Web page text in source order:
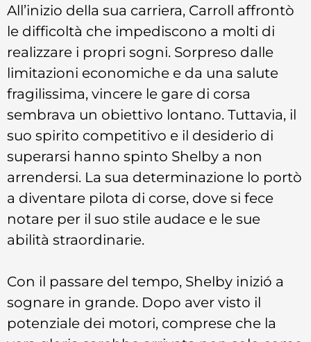
All’inizio della sua carriera, Carroll affrontò
le difficoltà che impediscono a molti di
realizzare i propri sogni. Sorpreso dalle
limitazioni economiche e da una salute
fragilissima, vincere le gare di corsa
sembrava un obiettivo lontano. Tuttavia, il
suo spirito competitivo e il desiderio di
superarsi hanno spinto Shelby a non
arrendersi. La sua determinazione lo portò
a diventare pilota di corse, dove si fece
notare per il suo stile audace e le sue
abilità straordinarie.
Con il passare del tempo, Shelby inizió a
sognare in grande. Dopo aver visto il
potenziale dei motori, comprese che la